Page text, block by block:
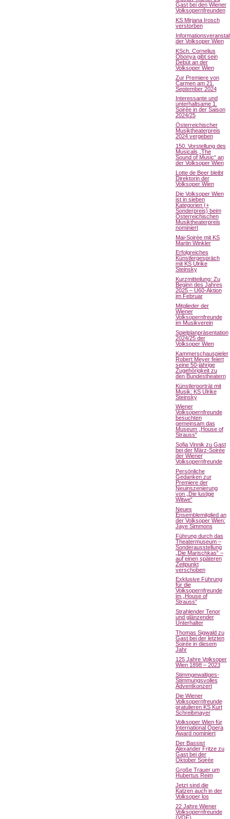
Gast bei den Wiener
Volksopernfreunden
KS Mirjana Irosch
verstorben
der Volksoper Wien
KSch. Cornelius
Obonya gibt sein
Debüt an der
Volksoper Wien
Zur Premiere von
Carmen am 21.
September 2024
Interessante und
unterhaltsame 1.
Soirée in der Saison
2024/25
Österreichischer
Musiktheaterpreis
2024 vergeben
150. Vorstellung des
Musicals „The
Sound of Music“ an
der Volksoper Wien
Lotte de Beer bleibt
Direktorin der
Volksoper Wien
Die Volksoper Wien
ist in sieben
Kategorien (+
Sonderpreis) beim
Österreichischen
Musiktheaterpreis
nominiert
Mai-Soirée mit KS
Martin Winkler
Erfolgreiches
Künstlergespräch
mit KS Ulrike
Steinsky
Kurzmitteilung: Zu
Beginn des Jahres
2025 – Ü60-Aktion
im Februar
Mitglieder der
Wiener
Volksopernfreunde
im Musikverein
Spielplanpräsentation
2024/25 der
Volksoper Wien
Kammerschauspieler
Robert Meyer feiert
seine 50-jährige
Zugehörigkeit zu
den Bundestheatern
Künstlerporträt mit
Musik: KS Ulrike
Steinsky
Wiener
Volksopernfreunde
besuchten
gemeinsam das
Museum „House of
Strauss“
Sofia Vinnik zu Gast
bei der März-Soirée
der Wiener
Volksopernfreunde
Persönliche
Gedanken zur
Premiere der
Neuinszenierung
von „Die lustige
Witwe“
Neues
Ensemblemitglied an
der Volksoper Wien:
Jaye Simmons
Führung durch das
Theatermuseum –
Sonderausstellung
„Die Marischkas“ –
auf einen späteren
Zeitpunkt
verschoben
Exklusive Führung
für die
Volksopernfreunde
im „House of
Strauss“
Strahlender Tenor
und glänzender
Unterhalter
Thomas Sigwald zu
Gast bei der letzten
Soirée in diesem
Jahr
125 Jahre Volksoper
Wien 1898 – 2023
Stimmgewaltiges-
Stimmungsvolles
Adventkonzert
Die Wiener
Volksopernfreunde
gratulieren KS Kurt
Schreibmayer
Volksoper Wien für
International Opera
Award nominiert
Der Bassist
Alexander Fritze zu
Gast bei der
Oktober Soirée
Große Trauer um
Hubertus Reim
Jetzt sind die
Katzen auch in der
Volksoper los
22 Jahre Wiener
Volksopernfreunde
(VOF)